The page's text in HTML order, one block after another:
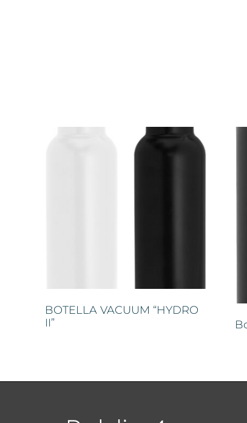
BOTELLA VACUUM “HYDRO
II”